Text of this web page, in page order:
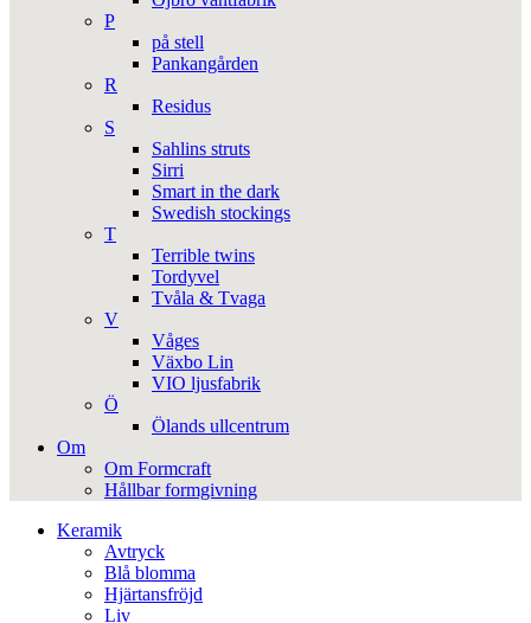
P
på stell
Pankangården
R
Residus
S
Sahlins struts
Sirri
Smart in the dark
Swedish stockings
T
Terrible twins
Tordyvel
Tvåla & Tvaga
V
Våges
Växbo Lin
VIO ljusfabrik
Ö
Ölands ullcentrum
Om
Om Formcraft
Hållbar formgivning
Keramik
Avtryck
Blå blomma
Hjärtansfröjd
Liv